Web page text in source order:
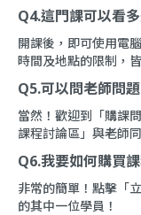
Q4.這門課可以看
開課後，即可使用電
時間及地點的限制，
Q5.可以問老師問
當然！歡迎到「購課
課程討論區 」與老師
Q6.我要如何購買
非常的簡單！點擊「
的其中一位學員！